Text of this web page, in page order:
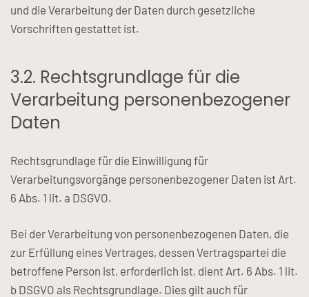
und die Verarbeitung der Daten durch gesetzliche
Vorschriften gestattet ist.
3.2. Rechtsgrundlage für die
Verarbeitung personenbezogener
Daten
Rechtsgrundlage für die Einwilligung für
Verarbeitungsvorgänge personenbezogener Daten ist Art.
6 Abs. 1 lit. a DSGVO.
Bei der Verarbeitung von personenbezogenen Daten, die
zur Erfüllung eines Vertrages, dessen Vertragspartei die
betroffene Person ist, erforderlich ist, dient Art. 6 Abs. 1 lit.
b DSGVO als Rechtsgrundlage. Dies gilt auch für